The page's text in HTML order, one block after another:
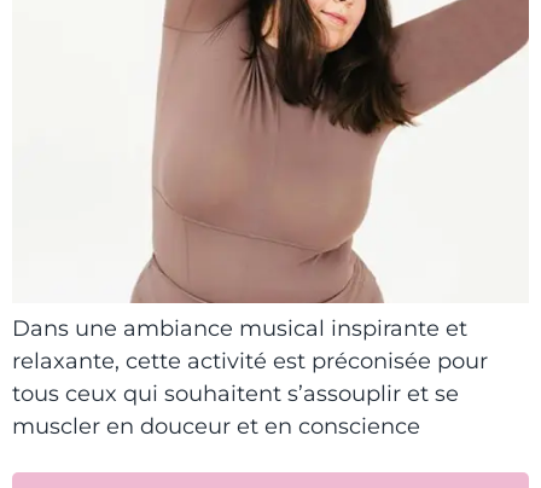
Dans une ambiance musical inspirante et
relaxante, cette activité est préconisée pour
tous ceux qui souhaitent s’assouplir et se
muscler en douceur et en conscience